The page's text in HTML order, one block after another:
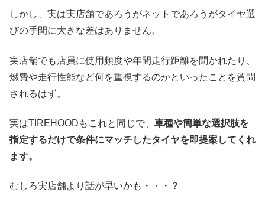
しかし、実は実店舗であろうがネットであろうがタイヤ選
びの手間に大きな差はありません。
実店舗でも店員に使用頻度や年間走行距離を聞かれたり、
燃費や走行性能など何を重視するのかといったことを質問
されるはず。
実はTIREHOODもこれと同じで、 車種や簡単な選択肢を
指定するだけで条件にマッチしたタイヤを即提案してくれ
ます。
むしろ実店舗より話が早いかも・・・？